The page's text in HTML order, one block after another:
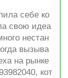
себе ко
свою идеа
нестан
вызыва
на рынке
кот